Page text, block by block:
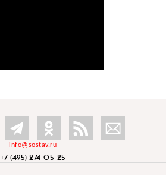
info@sostav.ru
+7 (495) 274-05-25